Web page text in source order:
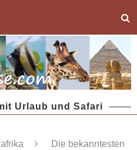
Urlaub und Safari
Die bekanntesten